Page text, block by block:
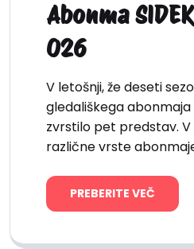
Abonma
026
V letošnji, že deseti
gledališkega abonmaja
zvrstilo pet predstav.
različne vrste
PREBERITE VEČ